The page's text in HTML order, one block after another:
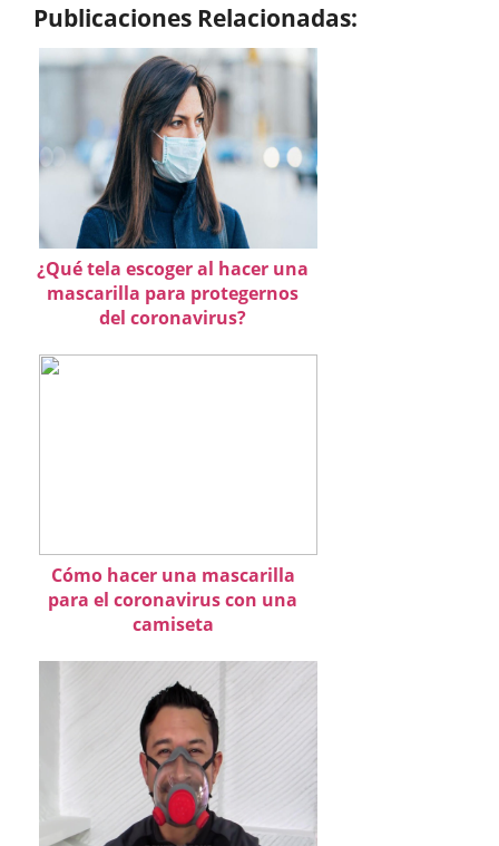
Publicaciones Relacionadas:
¿Qué tela escoger al hacer una
mascarilla para protegernos
del coronavirus?
Cómo hacer una mascarilla
para el coronavirus con una
camiseta